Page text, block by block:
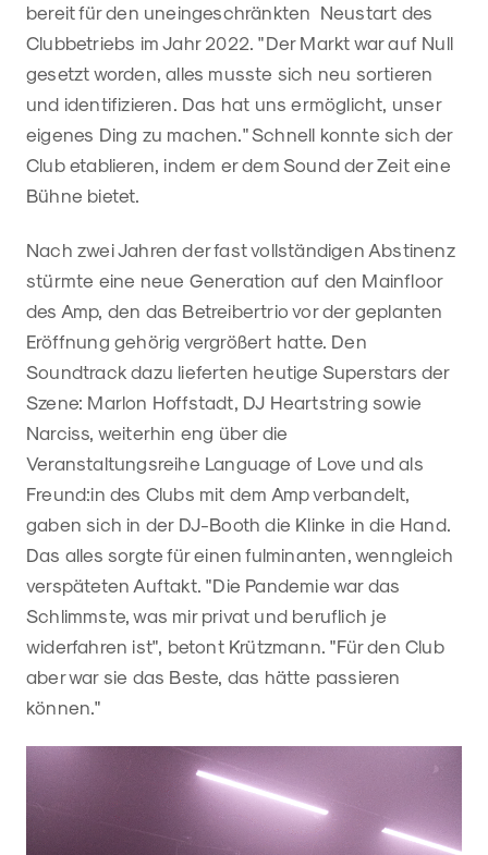
bereit für den uneingeschränkten Neustart des
Clubbetriebs im Jahr 2022. "Der Markt war auf Null
gesetzt worden, alles musste sich neu sortieren
und identifizieren. Das hat uns ermöglicht, unser
eigenes Ding zu machen." Schnell konnte sich der
Club etablieren, indem er dem Sound der Zeit eine
Bühne bietet.
Nach zwei Jahren der fast vollständigen Abstinenz
stürmte eine neue Generation auf den Mainfloor
des Amp, den das Betreibertrio vor der geplanten
Eröffnung gehörig vergrößert hatte. Den
Soundtrack dazu lieferten heutige Superstars der
Szene: Marlon Hoffstadt, DJ Heartstring sowie
Narciss, weiterhin eng über die
Veranstaltungsreihe Language of Love und als
Freund:in des Clubs mit dem Amp verbandelt,
gaben sich in der DJ-Booth die Klinke in die Hand.
Das alles sorgte für einen fulminanten, wenngleich
verspäteten Auftakt. "Die Pandemie war das
Schlimmste, was mir privat und beruflich je
widerfahren ist", betont Krützmann. "Für den Club
aber war sie das Beste, das hätte passieren
können."